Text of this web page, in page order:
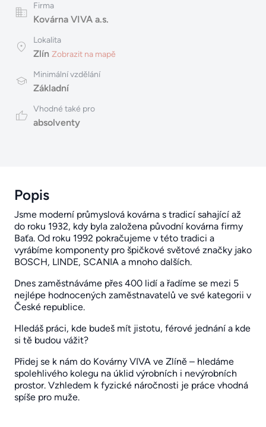
Firma
Kovárna VIVA a.s.
Lokalita
Zlín Zobrazit na mapě
Minimální vzdělání
Základní
Vhodné také pro
absolventy
Popis
Jsme moderní průmyslová kovárna s tradicí sahající až
do roku 1932, kdy byla založena původní kovárna firmy
Baťa. Od roku 1992 pokračujeme v této tradici a
vyrábíme komponenty pro špičkové světové značky jako
BOSCH, LINDE, SCANIA a mnoho dalších.
Dnes zaměstnáváme přes 400 lidí a řadíme se mezi 5
nejlépe hodnocených zaměstnavatelů ve své kategorii v
České republice.
Hledáš práci, kde budeš mít jistotu, férové jednání a kde
si tě budou vážit?
Přidej se k nám do Kovárny VIVA ve Zlíně – hledáme
spolehlivého kolegu na úklid výrobních i nevýrobních
prostor. Vzhledem k fyzické náročnosti je práce vhodná
spíše pro muže.